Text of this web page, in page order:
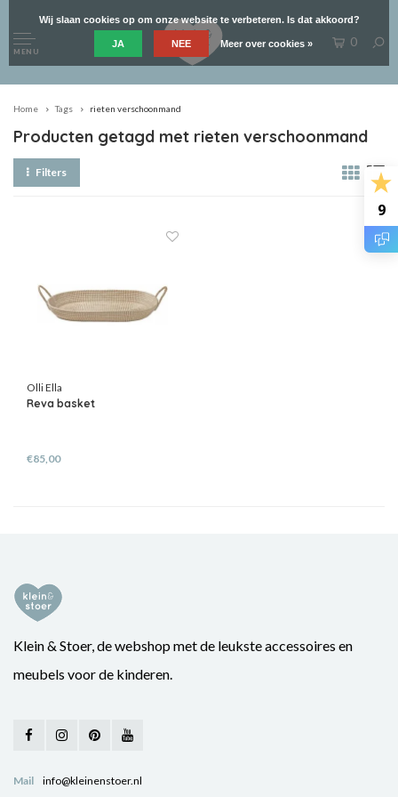
9
MENU
0
Home Tags rieten verschoonmand
Producten getagd met rieten verschoonmand
Filters
Olli Ella
Reva basket
€85,00
Klein & Stoer, de webshop met de leukste accessoires en
meubels voor de kinderen.
Mail info@kleinenstoer.nl
Wij slaan cookies op om onze website te verbeteren. Is dat akkoord?
JA NEE Meer over cookies »